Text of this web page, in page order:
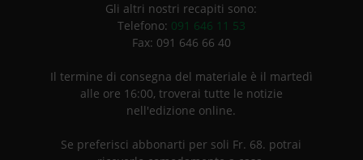
Gli altri nostri recapiti sono:
Telefono: 091 646 11 53
Fax: 091 646 66 40
Il termine di consegna del materiale è il martedì
alle ore 16:00, troverai tutte le notizie
nell'edizione online.
Se preferisci abbonarti per soli Fr. 68. potrai